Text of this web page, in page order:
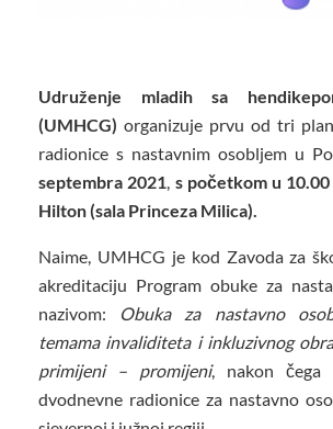
Udruženje mladih sa
(UMHCG) organizuje prvu od tri
radionice s nastavnim osobljem u
septembra 2021, s početkom u
Hilton (sala Princeza Milica).
Naime, UMHCG je kod Zavoda za
akreditaciju Program obuke za
nazivom: Obuka za nastavno
temama invaliditeta i inkluzivnog
primijeni – promijeni, nakon čega
dvodnevne radionice za nastavno